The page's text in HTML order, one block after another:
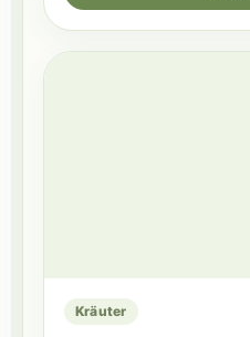
Kräuter